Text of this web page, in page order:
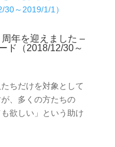
年を迎えました –
ド（2018/12/30～
ちだけを対象として
、多くの方たちの
欲しい」という助け